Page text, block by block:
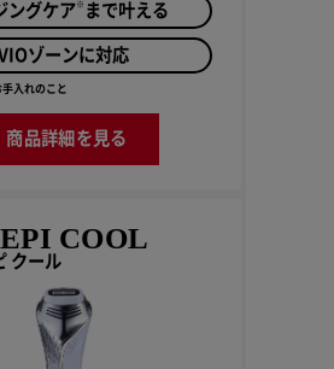
ングケア※ まで叶える
ゾーンに対応
入れのこと
商品詳細を見る
COOL
クール